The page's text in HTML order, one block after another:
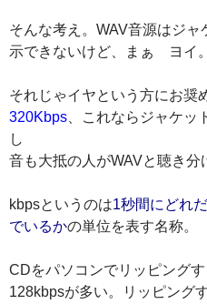
そんな考え。WAV音源はジ
示できないけど、まぁ ヨイ。
それじゃイヤという方にお奨
320Kbps 、これならジャケ
し
音も大抵の人がWAVと聴き分
kbpsというのは1秒間にどれ
でいるかの単位を表す名称。
CDをパソコンでリッピング
128kbpsが多い。リッピング